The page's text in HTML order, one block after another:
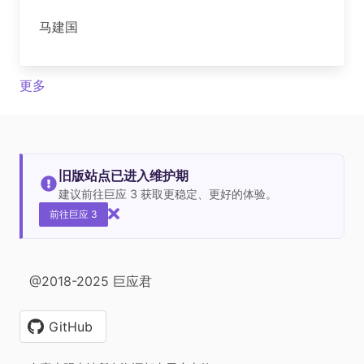
马建国
更多
旧版站点已进入维护期
建议前往巨应 3 获取更稳定、更好的体验。
前往巨应 3
@2018-2025 巨应君
GitHub